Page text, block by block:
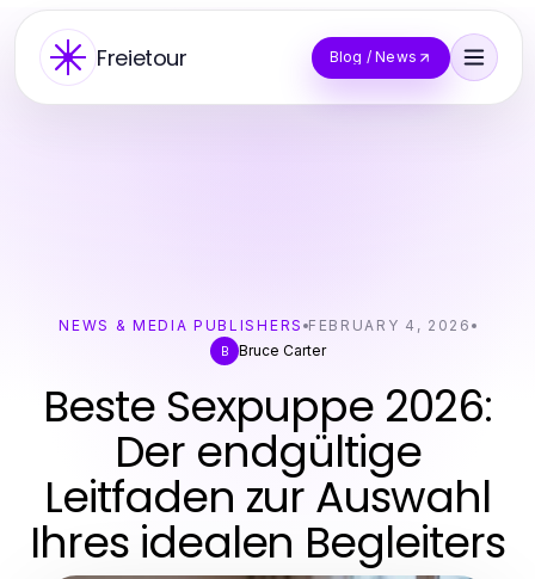
Freietour Blog / News
NEWS & MEDIA PUBLISHERS FEBRUARY 4, 2026
B Bruce Carter
Beste Sexpuppe 2026:
Der endgültige
Leitfaden zur Auswahl
Ihres idealen Begleiters